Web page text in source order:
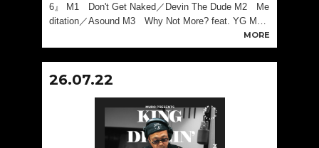
6』 M1 Don't Get Naked／Devin The Dude M2 Me
ditation／Asound M3 Why Not More? feat. YG Marl
MORE
26.07.22